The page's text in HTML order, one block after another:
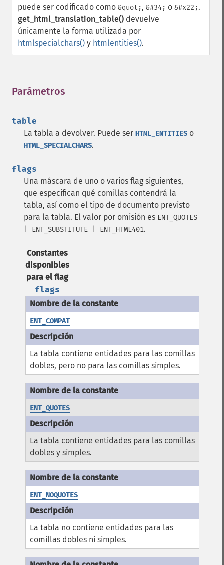
puede ser codificado como &quot;, &#34; o &#x22;.
get_html_translation_table() devuelve
únicamente la forma utilizada por
htmlspecialchars() y htmlentities().
Parámetros
table
La tabla a devolver. Puede ser HTML_ENTITIES o
HTML_SPECIALCHARS.
flags
Una máscara de uno o varios flag siguientes,
que especifican qué comillas contendrá la
tabla, así como el tipo de documento previsto
para la tabla. El valor por omisión es ENT_QUOTES
| ENT_SUBSTITUTE | ENT_HTML401.
Constantes
disponibles
para el flag
flags
ENT_COMPAT
La tabla contiene entidades para las comillas
dobles, pero no para las comillas simples.
ENT_QUOTES
La tabla contiene entidades para las comillas
dobles y simples.
ENT_NOQUOTES
La tabla no contiene entidades para las
comillas dobles ni simples.